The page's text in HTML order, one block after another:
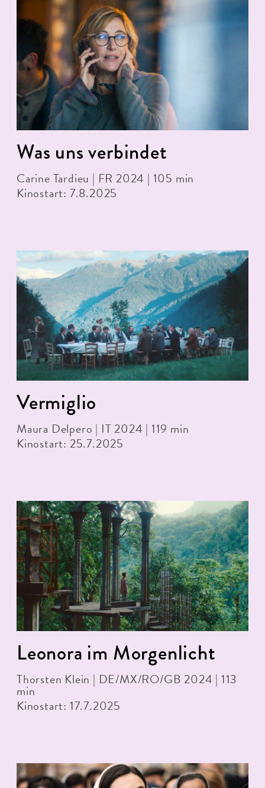
Was uns verbindet
Carine Tardieu | FR 2024 | 105 min
Kinostart: 7.8.2025
Vermiglio
Maura Delpero | IT 2024 | 119 min
Kinostart: 25.7.2025
Leonora im Morgenlicht
Thorsten Klein | DE/MX/RO/GB 2024 | 113
min
Kinostart: 17.7.2025